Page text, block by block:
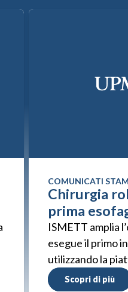
COMUNICATI
Chirurgia
prima
ISMETT amplia
esegue il primo
utilizzando la
Scopri di più